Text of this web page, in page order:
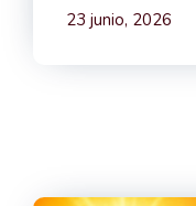
23 junio, 2026